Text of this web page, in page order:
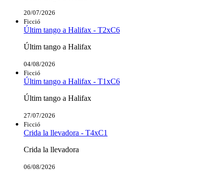
20/07/2026
Ficció
Últim tango a Halifax - T2xC6
Últim tango a Halifax
04/08/2026
Ficció
Últim tango a Halifax - T1xC6
Últim tango a Halifax
27/07/2026
Ficció
Crida la llevadora - T4xC1
Crida la llevadora
06/08/2026